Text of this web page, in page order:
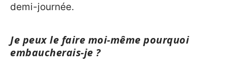
demi-journée.
Je peux le faire moi-même pourquoi
embaucherais-je ?